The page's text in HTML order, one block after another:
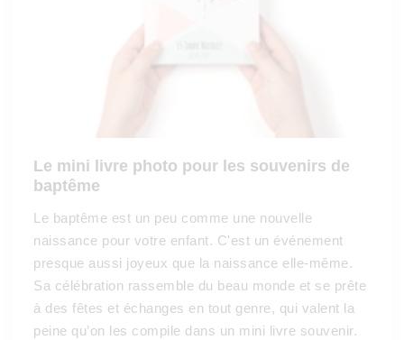
Le mini livre photo pour les souvenirs de
baptême
Le baptême est un peu comme une nouvelle
naissance pour votre enfant. C'est un événement
presque aussi joyeux que la naissance elle-même.
Sa célébration rassemble du beau monde et se prête
à des fêtes et échanges en tout genre, qui valent la
peine qu’on les compile dans un mini livre souvenir.